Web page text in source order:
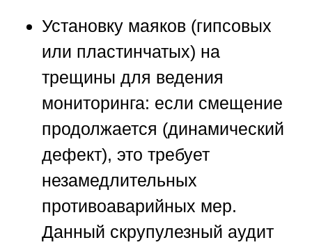
Установку маяков (гипсовых
или пластинчатых) на
трещины для ведения
мониторинга: если смещение
продолжается (динамический
дефект), это требует
незамедлительных
противоаварийных мер.
Данный скрупулезный аудит